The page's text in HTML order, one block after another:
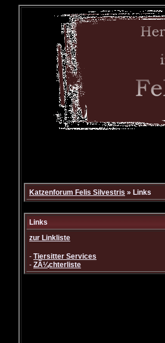
Katzenforum Felis Silvestris » Links
Links
zur Linkliste
- Tiersitter Services
- ZÃ¼chterliste